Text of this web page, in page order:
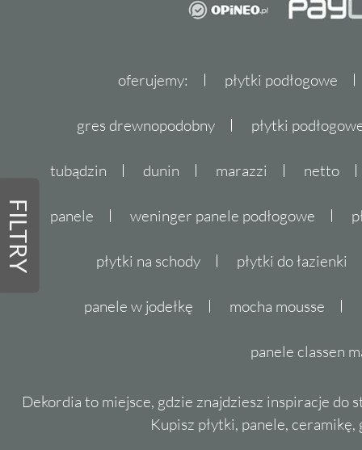
FILTRY
oferujemy: płytki podłogowe
gres drewnopodobny płytki
tubądzin dunin marazzi netto
panele weninger panele podłogowe
płytki na schody płytki do łazienki
panele w jodełkę mocha mousse
panele classen
Dekordia to miejsce, gdzie znajdziesz inspiracje do
Kupisz płytki, panele,